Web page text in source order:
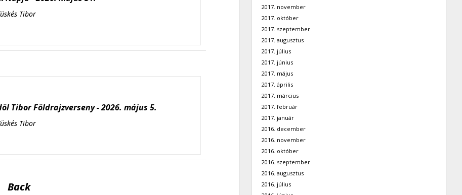
Tibor
Tibor Földrajzverseny - 2026. május 5.
Tibor
Back
2017. november
2017. október
2017. szeptember
2017. augusztus
2017. július
2017. június
2017. május
2017. április
2017. március
2017. február
2017. január
2016. december
2016. november
2016. október
2016. szeptember
2016. augusztus
2016. július